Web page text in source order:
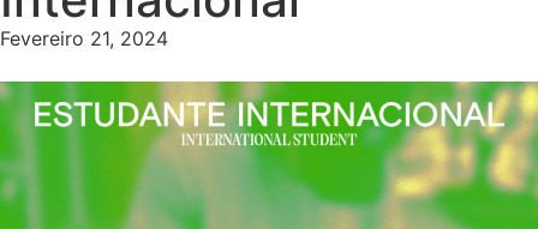
Fevereiro 21, 2024